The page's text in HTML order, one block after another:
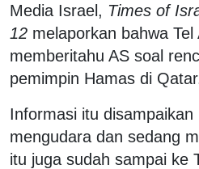
Media Israel, Times of
12 melaporkan bahwa Tel
memberitahu AS soal
pemimpin Hamas di
Informasi itu
mengudara dan sedang
itu juga sudah sampai ke